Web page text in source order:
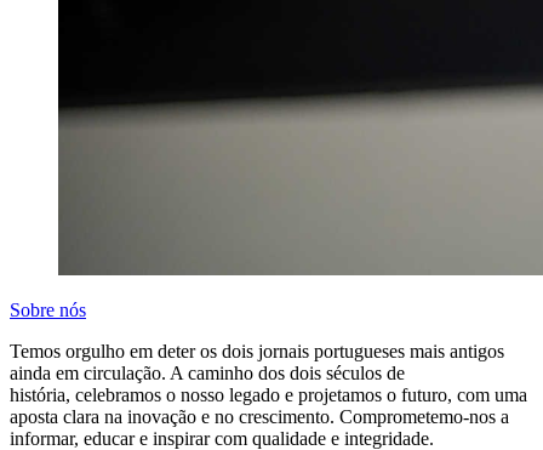
Sobre nós
Temos orgulho em deter os dois jornais portugueses mais antigos
ainda em circulação. A caminho dos dois séculos de
história, celebramos o nosso legado e projetamos o futuro, com uma
aposta clara na inovação e no crescimento. Comprometemo-nos a
informar, educar e inspirar com qualidade e integridade.